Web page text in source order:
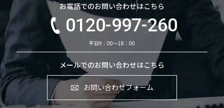
お電話でのお問い合わせはこちら
0120-997-260
平日9：00～18：00
メールでのお問い合わせはこちら
お問い合わせフォーム